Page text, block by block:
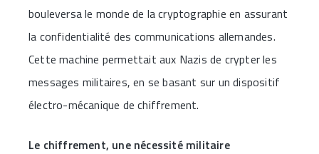
bouleversa le monde de la cryptographie en assurant
la confidentialité des communications allemandes.
Cette machine permettait aux Nazis de crypter les
messages militaires, en se basant sur un dispositif
électro-mécanique de chiffrement.
Le chiffrement, une nécessité militaire